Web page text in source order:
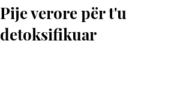
Pije verore për t'u
detoksifikuar